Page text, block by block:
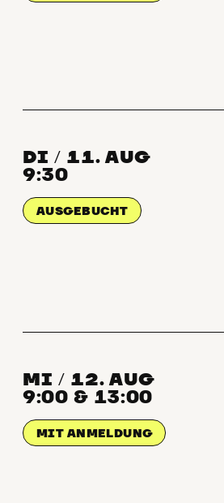
DI / 11. AUG
9:30
AUSGEBUCHT
MI / 12. AUG
9:00 & 13:00
MIT ANMELDUNG